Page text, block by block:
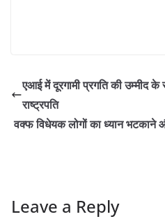
एआई में दूरगामी प्रगति की उम्मीद
राष्ट्रपति
वक्फ विधेयक लोगों का ध्यान
Leave a Reply